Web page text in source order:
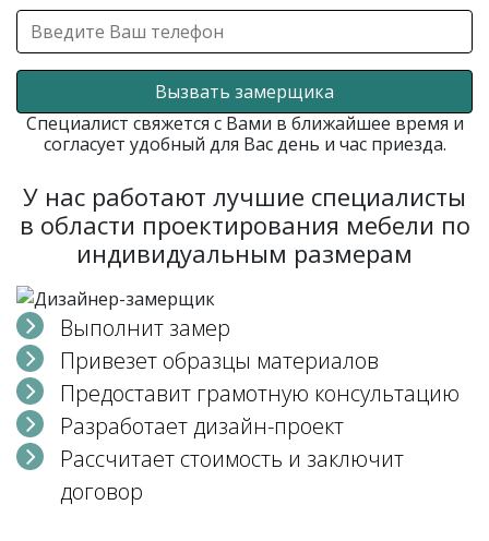
Вызвать замерщика
Специалист свяжется с Вами в ближайшее время и
согласует удобный для Вас день и час приезда.
У нас работают лучшие специалисты
в области проектирования мебели по
индивидуальным размерам
Выполнит замер
Привезет образцы материалов
Предоставит грамотную консультацию
Разработает дизайн-проект
Рассчитает стоимость и заключит
договор